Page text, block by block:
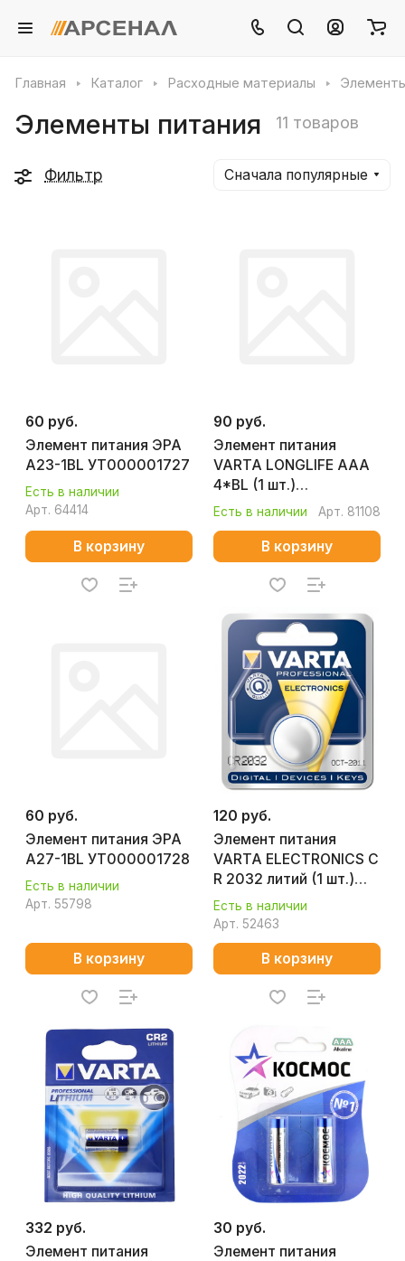
Главная Каталог Расходные материалы
Элементы питания 11 товаров
Фильтр Сначала популярные
60 руб.
Элемент питания ЭРА
A23-1BL УТ000001727
Есть в наличии
Арт. 64414
В корзину
90 руб.
Элемент питания
VARTA LONGLIFE AAA
4*BL (1 шт.)
УТ000001147
Есть в наличии Арт. 81108
В корзину
60 руб.
Элемент питания ЭРА
A27-1BL УТ000001728
Есть в наличии
Арт. 55798
В корзину
120 руб.
Элемент питания
VARTA ELECTRONICS C
R 2032 литий (1 шт.)
УТ000001900
Есть в наличии
Арт. 52463
В корзину
332 руб.
Элемент питания
30 руб.
Элемент питания